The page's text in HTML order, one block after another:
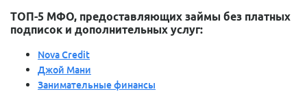
ТОП-5 МФО, предоставляющих займы без платных
подписок и дополнительных услуг:
Nova Credit
Джой Мани
Занимательные финансы